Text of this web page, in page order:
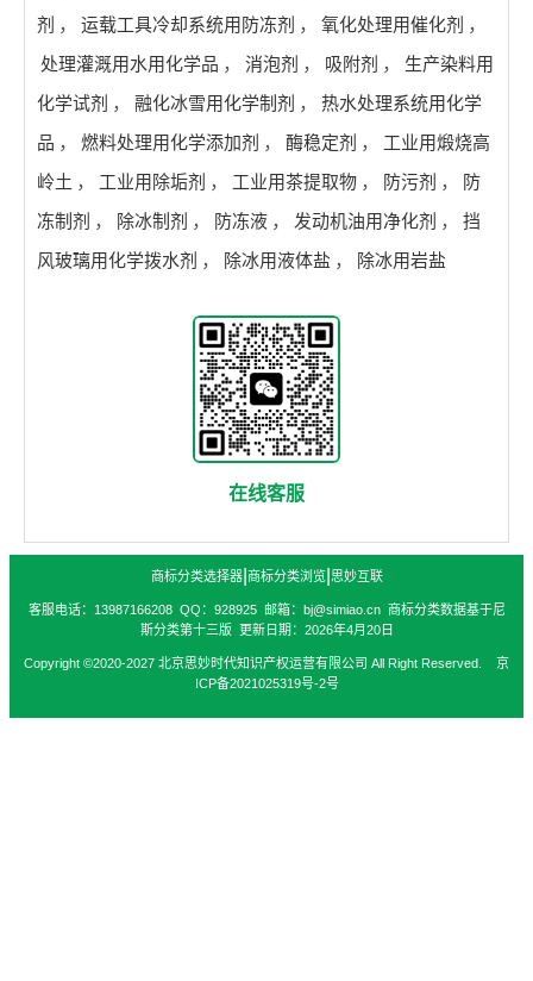
剂 ， 运载工具冷却系统用防冻剂 ， 氧化处理用催化剂 ，
处理灌溉用水用化学品 ， 消泡剂 ， 吸附剂 ，
生产染料用
化学试剂 ， 融化冰雪用化学制剂 ，
热水处理系统用化学
品 ， 燃料处理用化学添加剂 ， 酶稳定剂 ，
工业用煅烧高
岭土 ， 工业用除垢剂 ， 工业用茶提取物 ， 防污剂 ，
防
冻制剂 ， 除冰制剂 ， 防冻液 ， 发动机油用净化剂 ，
挡
风玻璃用化学拨水剂 ， 除冰用液体盐 ， 除冰用岩盐
在线客服
商标分类选择器| 商标分类浏览| 思妙互联
客服电话：13987166208 QQ：928925 邮箱：bj@simiao.cn 商标分类数据基于尼
斯分类第十三版 更新日期：2026年4月20日
Copyright ©2020-2027 北京思妙时代知识产权运营有限公司 All Right Reserved. 京
ICP备2021025319号-2号